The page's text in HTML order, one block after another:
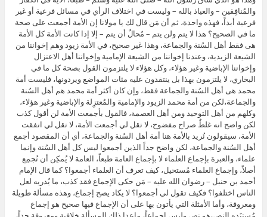
والمُنافِقين – والعياذ بالله – وليست في اختلاف الرأي في مسائل فرعية أو غير
فرعية أبداً، فهذه واحدة، ثم أن مَن قال لك يا مولانا إن الأمة أجمعت على صحة
ما في الصحيح؟ هذا لا يتم ولن يتم – مُحالٌ أن يتم – إلا إذا كانت الأمة كل الأمة
هى فقط أهل السُنة والجماعة، وهذا غير صحيح، في الأمة زيود وهم إخواننا من
الشيعة الزيدية، وعندنا إخواننا من الشيعة الإمامية وإخواننا أهل الاعتزال
وإخواننا الإباضية وغير هؤلاء، وكل هؤلاء لا يلتزمون القول بصحة كل ما في
البخاري، لا يلتزمون بهذا بل ينتقدون عليه مئات المواضع ويردونها، فليست أمة
محمد هى أهل السُنة والجماعة فقط، وإن كان أكثر أمة محمد هم أهل السُنة
والجماعة،لكن من أمة محمد الزيود والإمامية والمُعتزِلة والإباضية وغير هؤلاء،
وكلهم من أهل التوحيد ومن أهل العصمة، فالقول بأجمعت الأمة لن أقول كذب
لكن واضح انه غلطٌ صراح مفضوح، لا تقل لي أجمعت الأمة، لا تقل لي اتفقت
الأمة، سيقولون نُريد بالأمة هنا أمة أهل السُنة والجماعة، أي أن المقصود أجمع
أهل السُنة والجماعة، لكن واضح جداً الذين أجمعوا ليس كل أهل السُنة وإنما
علماء، والعبرة بإجماع العلماء لا بإجماع العامة طبعاً، العامة لا يُمكِن أن تُجمِع
أصلاً، وإجماع العلماء مُستحيل، كيف تعرف أن العلماء أجمعوا؟ كما قال الإمام
أحمد بن حنبل – رضوان الله عليه – مَن حكى الإجماع فقد كذب، ما يُدريه لعل
الناس اختلفوا؟ فكيف تقول لي أجمعوا؟ لا يكاد يصح إجماع، وهذه مسألة طويلة
ومعروفة، وأما الأمثلة التي يأتون بها على أن الإجماع فيها صحيح هو إجماع